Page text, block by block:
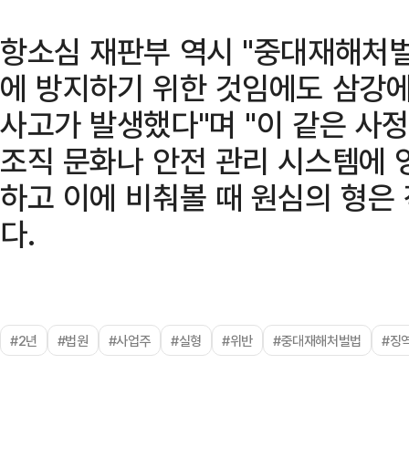
항소심 재판부 역시 "중대재해처
에 방지하기 위한 것임에도 삼강
사고가 발생했다"며 "이 같은 사
조직 문화나 안전 관리 시스템에
하고 이에 비춰볼 때 원심의 형
다.
#2년 #법원 #사업주 #실형 #위반 #중대재해처벌법 #징